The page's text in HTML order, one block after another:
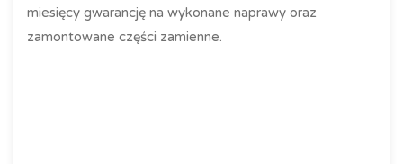
miesięcy gwarancję na wykonane naprawy oraz
zamontowane części zamienne.